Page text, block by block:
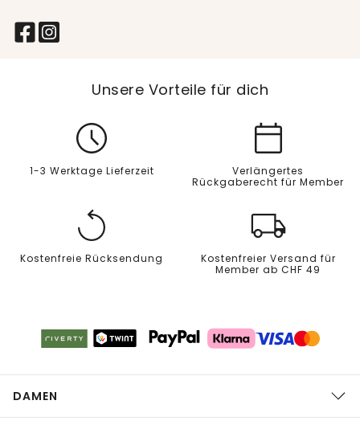
Unsere Vorteile für dich
1-3 Werktage Lieferzeit
Verlängertes
Rückgaberecht für Member
Kostenfreie Rücksendung
Kostenfreier Versand für
Member ab CHF 49
DAMEN